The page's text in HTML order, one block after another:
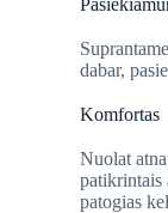
dabar,
Komfortas
Nuolat
patikrintais
patogias